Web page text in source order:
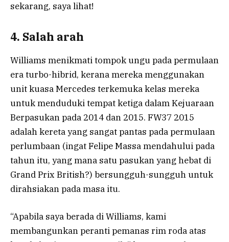
sekarang, saya lihat!
4. Salah arah
Williams menikmati tompok ungu pada permulaan
era turbo-hibrid, kerana mereka menggunakan
unit kuasa Mercedes terkemuka kelas mereka
untuk menduduki tempat ketiga dalam Kejuaraan
Berpasukan pada 2014 dan 2015. FW37 2015
adalah kereta yang sangat pantas pada permulaan
perlumbaan (ingat Felipe Massa mendahului pada
tahun itu, yang mana satu pasukan yang hebat di
Grand Prix British?) bersungguh-sungguh untuk
dirahsiakan pada masa itu.
“Apabila saya berada di Williams, kami
membangunkan peranti pemanas rim roda atas